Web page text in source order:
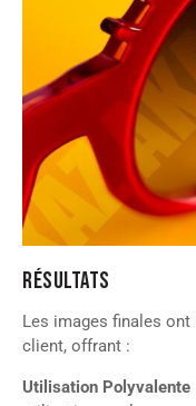
RÉSULTATS
Les images finales
client, offrant :
Utilisation Polyvalente